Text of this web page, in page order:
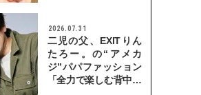
2026.07.31
二児の父、EXITりん
たろー。の“アメカ
ジ”パパファッション
「全力で楽しむ背中を